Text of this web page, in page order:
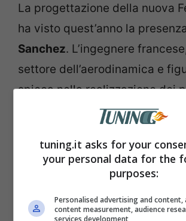
La progettazione della nuova
ha visto quest’anno la
Sanchez. L’ingegnere
settore dell’aerodinamica e
spicca nella realizzazione dei
della F1-75 e della SF-23, si è
stagione della Ferrari.
tuning.it asks for your
your personal data for the
purposes:
Personalised advertising and content,
content measurement, audience
services development